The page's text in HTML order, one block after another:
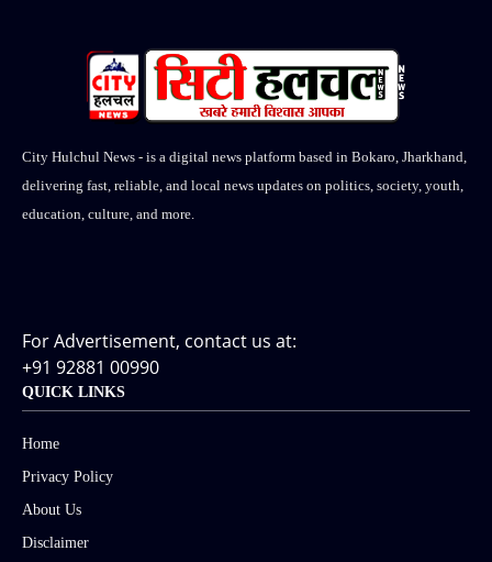
City Hulchul News - is a digital news platform based in Bokaro, Jharkhand,
delivering fast, reliable, and local news updates on politics, society, youth,
education, culture, and more.
For Advertisement, contact us at:
+91 92881 00990
QUICK LINKS
Home
Privacy Policy
About Us
Disclaimer